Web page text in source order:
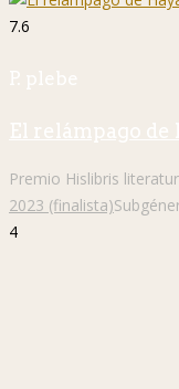
7.6
P. plebe
El relámpago
Premio Hislibris
2023 (finalista)
4